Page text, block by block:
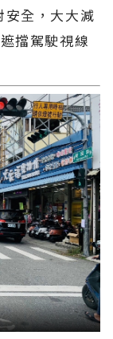
安全，大大減
擋駕駛視線